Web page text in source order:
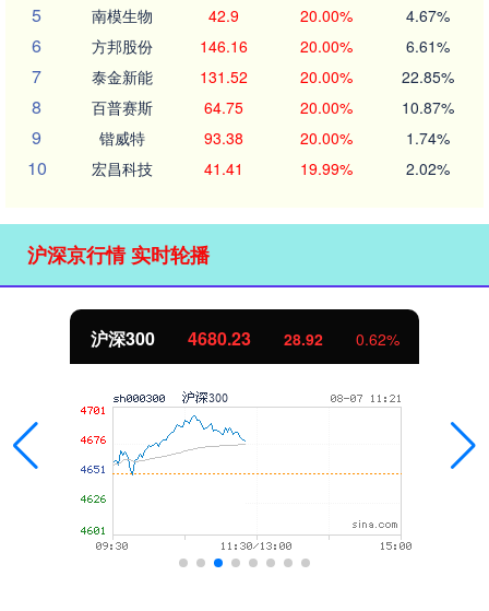
5 南模生物 42.9 20.00% 4.67%
6 方邦股份 146.16 20.00% 6.61%
7 泰金新能 131.52 20.00% 22.85%
8 百普赛斯 64.75 20.00% 10.87%
9 锴威特 93.38 20.00% 1.74%
10 宏昌科技 41.41 19.99% 2.02%
沪深京行情 实时轮播
沪深300 4680.23 28.92 0.62%